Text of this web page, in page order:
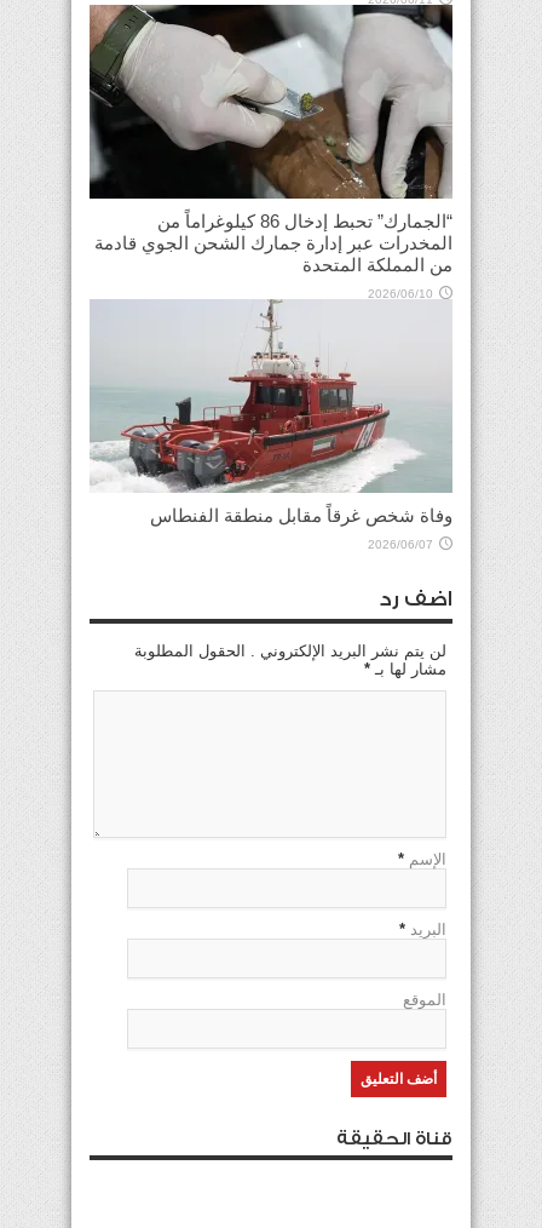
“الجمارك” تحبط إدخال 86 كيلوغراماً من
المخدرات عبر إدارة جمارك الشحن الجوي قادمة
من المملكة المتحدة
2026/06/10
وفاة شخص غرقاً مقابل منطقة الفنطاس
2026/06/07
اضف رد
لن يتم نشر البريد الإلكتروني . الحقول المطلوبة
مشار لها بـ *
الإسم *
البريد *
الموقع
قناة الحقيقة